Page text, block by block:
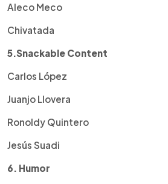
Aleco Meco
Chivatada
5.Snackable Content
Carlos López
Juanjo Llovera
Ronoldy Quintero
Jesús Suadi
6. Humor